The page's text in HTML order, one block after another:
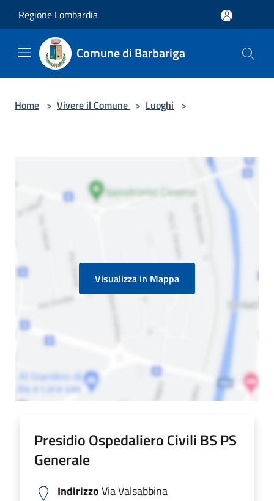
Regione Lombardia
Comune di Barbariga
Home > Vivere il Comune > Luoghi >
Visualizza in Mappa
Presidio Ospedaliero Civili BS PS
Generale
IndirizzoVia Valsabbina